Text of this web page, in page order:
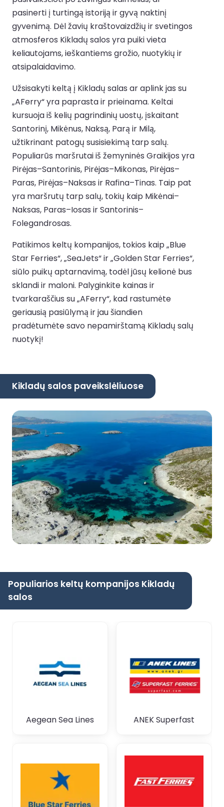
pasinerti į turtingą istoriją ir gyvą naktinį
gyvenimą. Dėl žavių kraštovaizdžių ir svetingos
atmosferos Kikladų salos yra puiki vieta
keliautojams, ieškantiems grožio, nuotykių ir
atsipalaidavimo.
Užsisakyti keltą į Kikladų salas ar aplink jas su
„AFerry“ yra paprasta ir prieinama. Keltai
kursuoja iš kelių pagrindinių uostų, įskaitant
Santorinį, Mikėnus, Naksą, Parą ir Milą,
užtikrinant patogų susisiekimą tarp salų.
Populiarūs maršrutai iš žemyninės Graikijos yra
Pirėjas–Santorinis, Pirėjas–Mikonas, Pirėjas–
Paras, Pirėjas–Naksas ir Rafina–Tinas. Taip pat
yra maršrutų tarp salų, tokių kaip Mikėnai–
Naksas, Paras–Iosas ir Santorinis–
Folegandrosas.
Patikimos keltų kompanijos, tokios kaip „Blue
Star Ferries“, „SeaJets“ ir „Golden Star Ferries“,
siūlo puikų aptarnavimą, todėl jūsų kelionė bus
sklandi ir maloni. Palyginkite kainas ir
tvarkaraščius su „AFerry“, kad rastumėte
geriausią pasiūlymą ir jau šiandien
pradėtumėte savo nepamirštamą Kikladų salų
nuotykį!
Kikladų salos paveikslėliuose
Populiarios keltų kompanijos Kikladų
salos
Aegean Sea Lines ANEK Superfast